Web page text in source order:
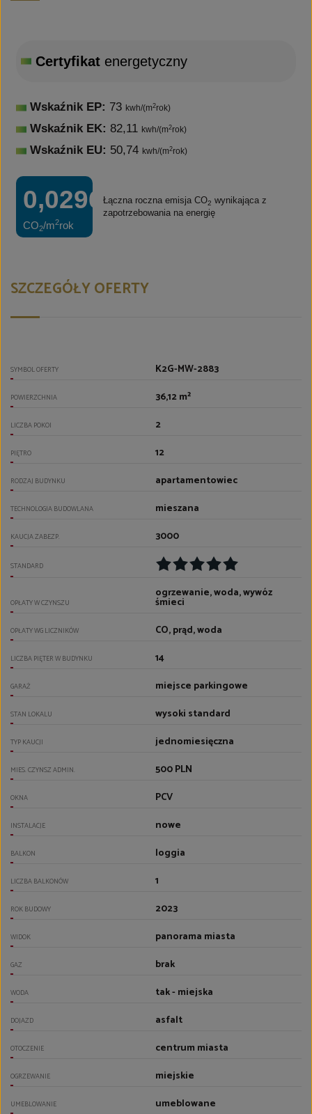
Certyfikat energetyczny
Wskaźnik EP: 73 kwh/(m2rok)
Wskaźnik EK: 82,11 kwh/(m2rok)
Wskaźnik EU: 50,74 kwh/(m2rok)
0,0296t
CO2/m2rok
Łączna roczna emisja CO2 wynikająca z
zapotrzebowania na energię
SZCZEGÓŁY OFERTY
SYMBOL OFERTY K2G-MW-2883
POWIERZCHNIA 36,12 m²
LICZBA POKOI 2
PIĘTRO 12
RODZAJ BUDYNKU apartamentowiec
TECHNOLOGIA BUDOWLANA mieszana
KAUCJA ZABEZP. 3000
STANDARD
OPŁATY W CZYNSZU
ogrzewanie, woda, wywóz
śmieci
OPŁATY WG LICZNIKÓW CO, prąd, woda
LICZBA PIĘTER W BUDYNKU 14
GARAŻ miejsce parkingowe
STAN LOKALU wysoki standard
TYP KAUCJI jednomiesięczna
MIES. CZYNSZ ADMIN. 500 PLN
OKNA PCV
INSTALACJE nowe
BALKON loggia
LICZBA BALKONÓW 1
ROK BUDOWY 2023
WIDOK panorama miasta
GAZ brak
WODA tak - miejska
DOJAZD asfalt
OTOCZENIE centrum miasta
OGRZEWANIE miejskie
UMEBLOWANIE umeblowane